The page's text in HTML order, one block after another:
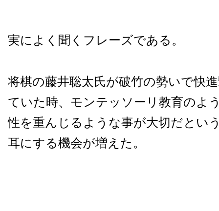
実によく聞くフレーズである。
将棋の藤井聡太氏が破竹の勢いで快
ていた時、モンテッソーリ教育のよ
性を重んじるような事が大切だとい
耳にする機会が増えた。